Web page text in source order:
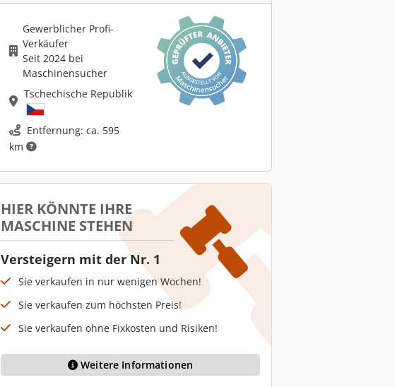
Gewerblicher Profi-
Verkäufer
Seit 2024 bei
Maschinensucher
Tschechische Republik
Entfernung: ca. 595
km
HIER KÖNNTE IHRE
MASCHINE STEHEN
Versteigern mit der Nr. 1
Sie verkaufen in nur wenigen Wochen!
Sie verkaufen zum höchsten Preis!
Sie verkaufen ohne Fixkosten und Risiken!
Weitere Informationen